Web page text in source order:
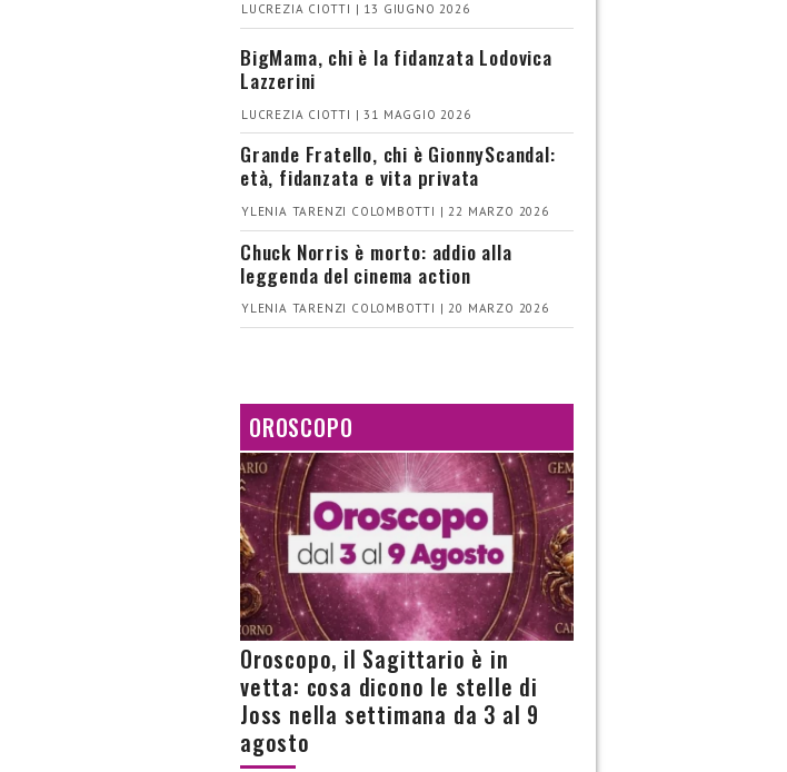
LUCREZIA CIOTTI | 13 GIUGNO 2026
BigMama, chi è la fidanzata Lodovica
Lazzerini
LUCREZIA CIOTTI | 31 MAGGIO 2026
Grande Fratello, chi è GionnyScandal:
età, fidanzata e vita privata
YLENIA TARENZI COLOMBOTTI | 22 MARZO 2026
Chuck Norris è morto: addio alla
leggenda del cinema action
YLENIA TARENZI COLOMBOTTI | 20 MARZO 2026
OROSCOPO
Oroscopo, il Sagittario è in
vetta: cosa dicono le stelle di
Joss nella settimana da 3 al 9
agosto